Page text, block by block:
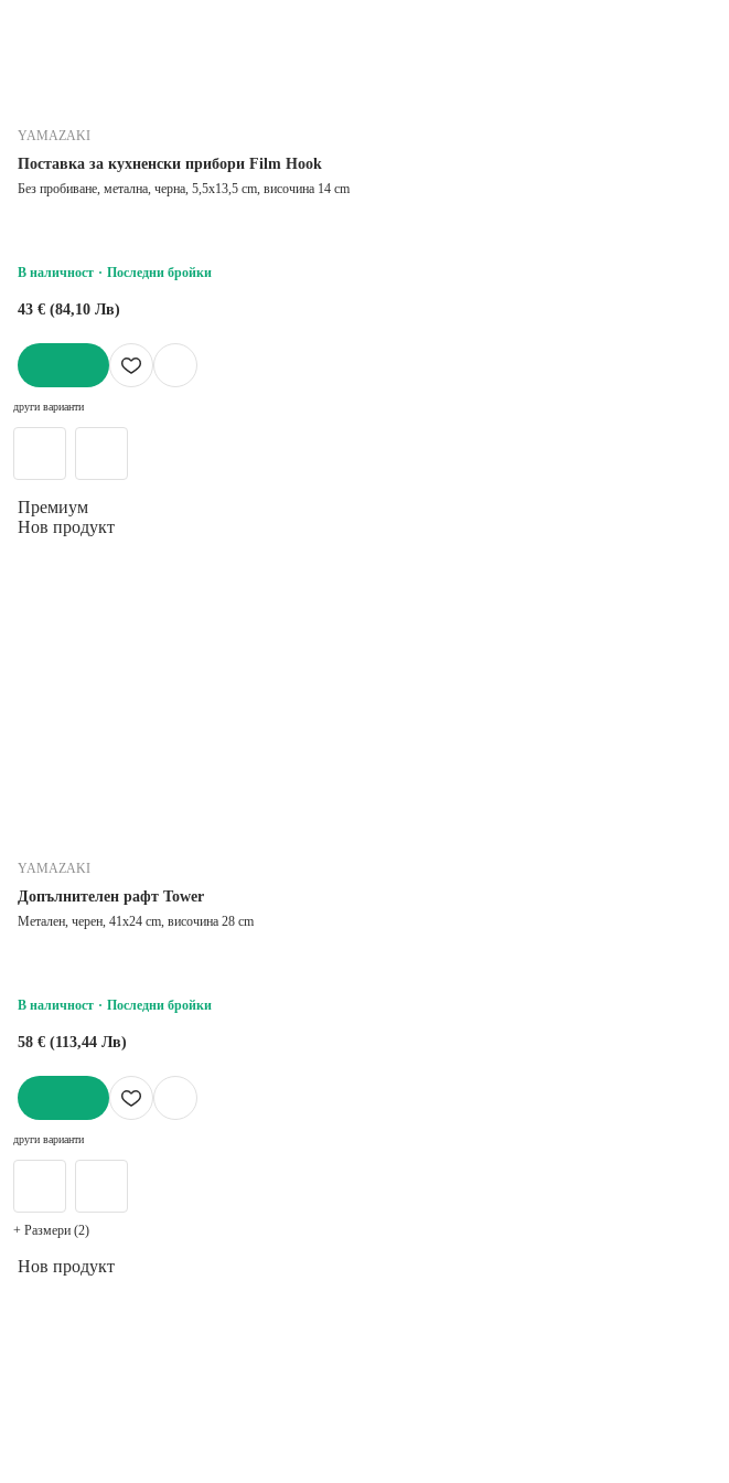
YAMAZAKI
Поставка за кухненски прибори Film Hook
Без пробиване, метална, черна, 5,5x13,5 cm, височина 14 cm
В наличност Последни бройки
43 € (84,10 Лв)
други варианти
Премиум
Нов продукт
YAMAZAKI
Допълнителен рафт Tower
Метален, черен, 41x24 cm, височина 28 cm
В наличност Последни бройки
58 € (113,44 Лв)
други варианти
+ Размери (2)
Нов продукт